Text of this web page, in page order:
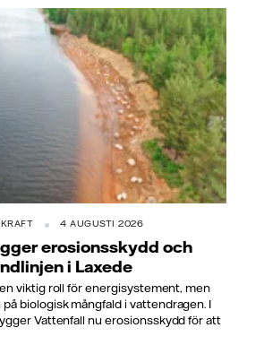
4 AUGUSTI 2026
erosionsskydd och
i Laxede
viktig roll för energisystement, men
på biologisk mångfald i vattendragen. I
Vattenfall nu erosionsskydd för att